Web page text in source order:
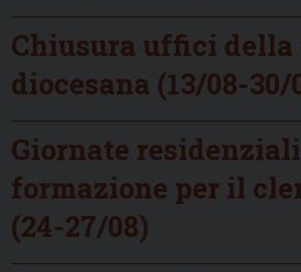
Chiusura uffici della
diocesana (13/08-30/
Giornate
formazione per il
(24-27/08)